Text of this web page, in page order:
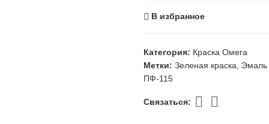
В избранное
Категория: Краска Омега
Метки: Зеленая краска
Эмаль
ПФ-115
Связаться: